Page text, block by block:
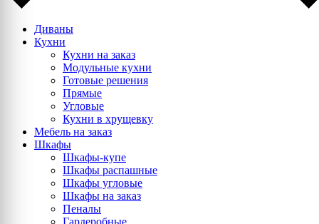
Диваны
Кухни
Кухни на заказ
Модульные кухни
Готовые решения
Прямые
Угловые
Кухни в хрущевку
Мебель на заказ
Шкафы
Шкафы-купе
Шкафы распашные
Шкафы угловые
Шкафы на заказ
Пеналы
Гардеробные